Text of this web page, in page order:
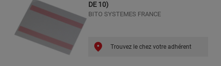
DE 10)
BITO SYSTEMES FRANCE
Trouvez le chez votre adhérent